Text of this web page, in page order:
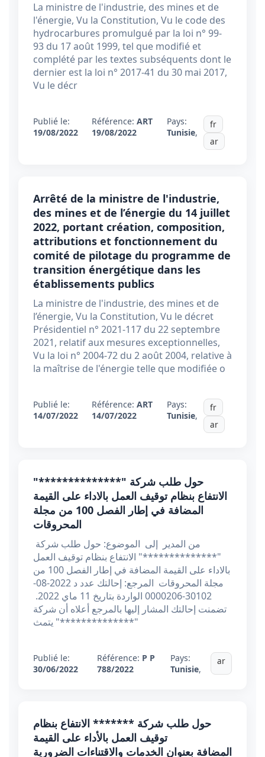
La ministre de l'industrie, des mines et de
l'énergie, Vu la Constitution, Vu le code des
hydrocarbures promulgué par la loi n° 99-
93 du 17 août 1999, tel que modifié et
complété par les textes subséquents dont le
dernier est la loi n° 2017-41 du 30 mai 2017,
Vu le décr
Publié le:
19/08/2022
Référence: ART
19/08/2022
Pays:
Tunisie,
fr
ar
Arrêté de la ministre de l'industrie,
des mines et de l’énergie du 14 juillet
2022, portant création, composition,
attributions et fonctionnement du
comité de pilotage du programme de
transition énergétique dans les
établissements publics
La ministre de l'industrie, des mines et de
l’énergie, Vu la Constitution, Vu le décret
Présidentiel n° 2021-117 du 22 septembre
2021, relatif aux mesures exceptionnelles,
Vu la loi n° 2004-72 du 2 août 2004, relative à
la maîtrise de l'énergie telle que modifiée o
Publié le:
14/07/2022
Référence: ART
14/07/2022
Pays:
Tunisie,
fr
ar
حول طلب شركة "**************"
الانتفاع بنظام توقيف العمل بالاداء على القيمة
المضافة في إطار الفصل 100 من مجلة
المحروقات
"**************" الانتفاع بنظام توقيف العمل
بالاداء على القيمة المضافة في إطار الفصل 100 من
مجلة المحروقات المرجع: إحالتك عدد د 2022-08-
30102-0000206 الواردة بتاريخ 11 ماي 2022.
تضمنت إحالتك المشار إليها بالمرجع أعلاه أن شركة
"**************" يتمث
Publié le:
30/06/2022
Référence: P P
788/2022
Pays:
Tunisie,
ar
حول طلب شركة ******* الانتفاع بنظام
توقيف العمل بالأداء على القيمة
المضافة بعنوان الخدمات والاقتناءات الضرورية